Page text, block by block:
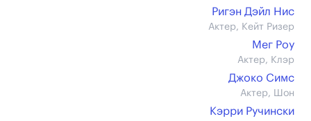
Ригэн Дэйл Нис
Актер, Кейт Ризер
Мег Роу
Актер, Клэр
Джоко Симс
Актер, Шон
Кэрри Ручински